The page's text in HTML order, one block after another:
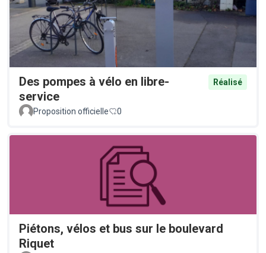
Des pompes à vélo en libre-
service
Réalisé
Proposition officielle 0
Piétons, vélos et bus sur le boulevard
Riquet